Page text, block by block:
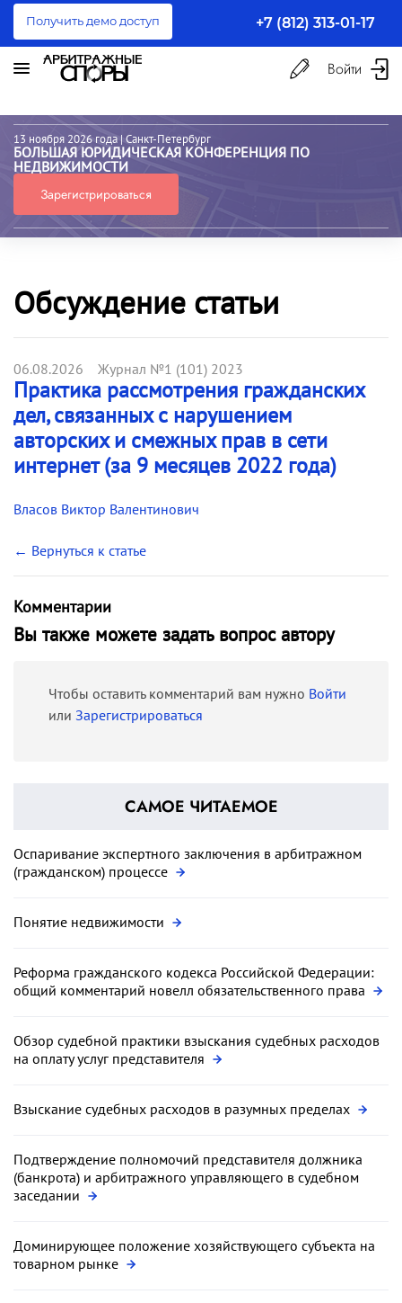
Получить демо доступ +7 (812) 313-01-17
Войти
13 ноября 2026 года | Санкт-Петербург
БОЛЬШАЯ ЮРИДИЧЕСКАЯ КОНФЕРЕНЦИЯ ПО
НЕДВИЖИМОСТИ
Зарегистрироваться
Обсуждение статьи
06.08.2026 Журнал №1 (101) 2023
Практика рассмотрения гражданских
дел, связанных с нарушением
авторских и смежных прав в сети
интернет (за 9 месяцев 2022 года)
Власов Виктор Валентинович
← Вернуться к статье
Комментарии
Вы также можете задать вопрос автору
Чтобы оставить комментарий вам нужно Войти
или Зарегистрироваться
САМОЕ ЧИТАЕМОЕ
Оспаривание экспертного заключения в арбитражном
(гражданском) процессе
Понятие недвижимости
Реформа гражданского кодекса Российской Федерации:
общий комментарий новелл обязательственного права
Обзор судебной практики взыскания судебных расходов
на оплату услуг представителя
Взыскание судебных расходов в разумных пределах
Подтверждение полномочий представителя должника
(банкрота) и арбитражного управляющего в судебном
заседании
Доминирующее положение хозяйствующего субъекта на
товарном рынке